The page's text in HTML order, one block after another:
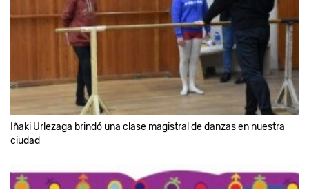
Iñaki Urlezaga brindó una clase magistral de danzas en nuestra
ciudad